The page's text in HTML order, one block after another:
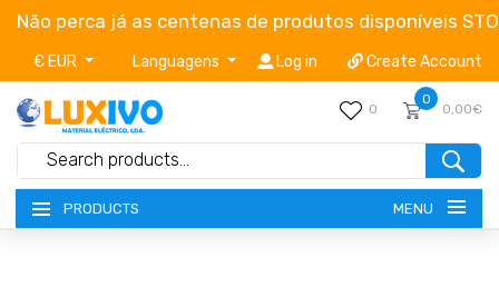
Não perca já as centenas de produtos disponíveis
€ EUR Languagens Log in Create Account
0
0
0,00€
PRODUCTS MENU